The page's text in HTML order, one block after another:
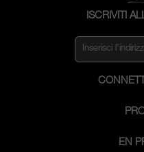
provengono da
fermentate con i
prima
nuove al 60%.
ISCRIVITI
EN